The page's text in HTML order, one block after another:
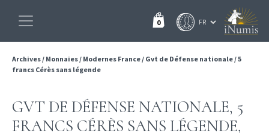
0
Archives/ Monnaies/ Modernes France/ Gvt de Défense nationale/5
francs Cérès sans légende
GVT DE DÉFENSE NATIONALE, 5
FRANCS CÉRÈS SANS LÉGENDE,